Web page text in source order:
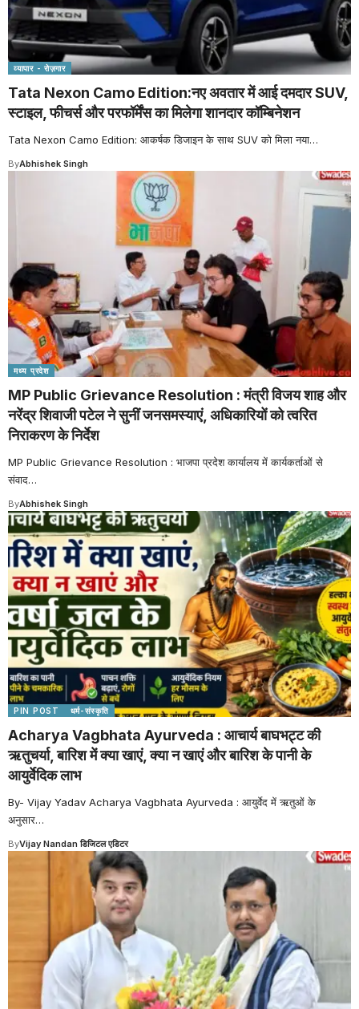
व्यापार - रोज़गार
Tata Nexon Camo Edition:नए अवतार में आई दमदार SUV,
स्टाइल, फीचर्स और परफॉर्मेंस का मिलेगा शानदार कॉम्बिनेशन
Tata Nexon Camo Edition: आकर्षक डिजाइन के साथ SUV को मिला नया…
ByAbhishek Singh
मध्य प्रदेश
MP Public Grievance Resolution : मंत्री विजय शाह और
नरेंद्र शिवाजी पटेल ने सुनीं जनसमस्याएं, अधिकारियों को त्वरित
निराकरण के निर्देश
MP Public Grievance Resolution : भाजपा प्रदेश कार्यालय में कार्यकर्ताओं से
संवाद…
ByAbhishek Singh
PIN POST धर्म-संस्कृति
Acharya Vagbhata Ayurveda : आचार्य बाघभट्ट की
ऋतुचर्या, बारिश में क्या खाएं, क्या न खाएं और बारिश के पानी के
आयुर्वेदिक लाभ
By- Vijay Yadav Acharya Vagbhata Ayurveda : आयुर्वेद में ऋतुओं के
अनुसार…
ByVijay Nandan डिजिटल एडिटर